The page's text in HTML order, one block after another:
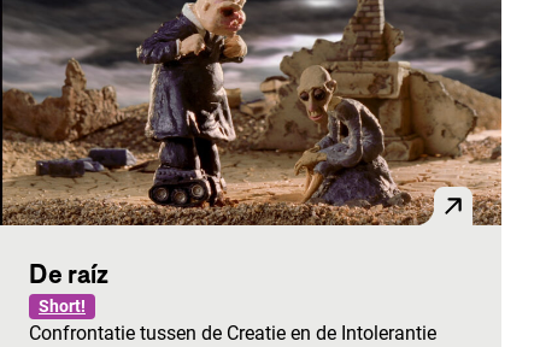
De raíz
Short!
Confrontatie tussen de Creatie en de Intolerantie